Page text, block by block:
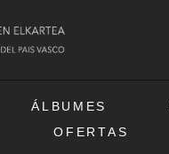
ÁLBUMES
OFERTAS